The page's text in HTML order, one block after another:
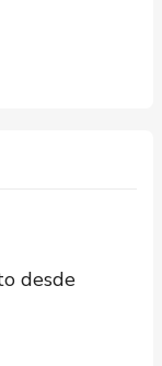
desde